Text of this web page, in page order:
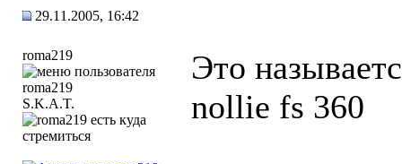
29.11.2005, 16:42
roma219
S.K.A.T.
Это
nollie fs 360